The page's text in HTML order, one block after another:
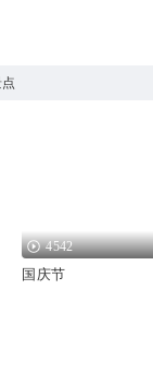
4542
国庆节